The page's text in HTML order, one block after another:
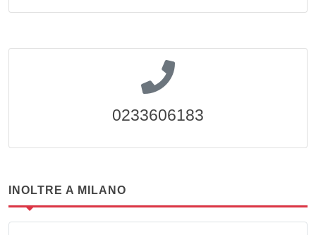
0233606183
INOLTRE A MILANO